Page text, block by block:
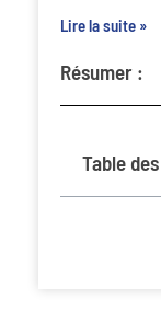
Lire la suite »
Résumer :
Table